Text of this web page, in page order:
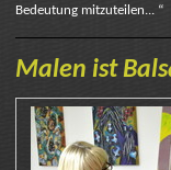
Bedeutung
Malen ist